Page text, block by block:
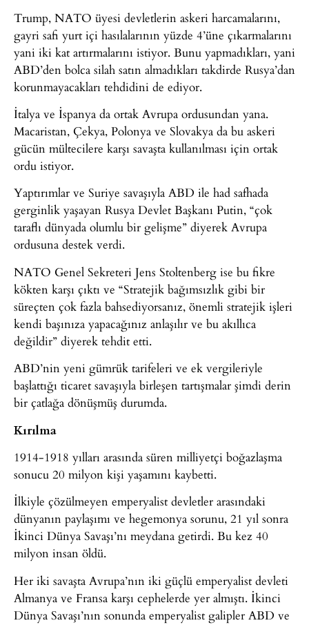
Trump, NATO üyesi devletlerin askeri harcamalarını,
gayri safi yurt içi hasılalarının yüzde 4’üne çıkarmalarını
yani iki kat artırmalarını istiyor. Bunu yapmadıkları, yani
ABD’den bolca silah satın almadıkları takdirde Rusya’dan
korunmayacakları tehdidini de ediyor.
İtalya ve İspanya da ortak Avrupa ordusundan yana.
Macaristan, Çekya, Polonya ve Slovakya da bu askeri
gücün mültecilere karşı savaşta kullanılması için ortak
ordu istiyor.
Yaptırımlar ve Suriye savaşıyla ABD ile had safhada
gerginlik yaşayan Rusya Devlet Başkanı Putin, “çok
taraflı dünyada olumlu bir gelişme” diyerek Avrupa
ordusuna destek verdi.
NATO Genel Sekreteri Jens Stoltenberg ise bu fikre
kökten karşı çıktı ve “Stratejik bağımsızlık gibi bir
süreçten çok fazla bahsediyorsanız, önemli stratejik işleri
kendi başınıza yapacağınız anlaşılır ve bu akıllıca
değildir” diyerek tehdit etti.
ABD’nin yeni gümrük tarifeleri ve ek vergileriyle
başlattığı ticaret savaşıyla birleşen tartışmalar şimdi derin
bir çatlağa dönüşmüş durumda.
Kırılma
1914-1918 yılları arasında süren milliyetçi boğazlaşma
sonucu 20 milyon kişi yaşamını kaybetti.
İlkiyle çözülmeyen emperyalist devletler arasındaki
dünyanın paylaşımı ve hegemonya sorunu, 21 yıl sonra
İkinci Dünya Savaşı’nı meydana getirdi. Bu kez 40
milyon insan öldü.
Her iki savaşta Avrupa’nın iki güçlü emperyalist devleti
Almanya ve Fransa karşı cephelerde yer almıştı. İkinci
Dünya Savaşı’nın sonunda emperyalist galipler ABD ve